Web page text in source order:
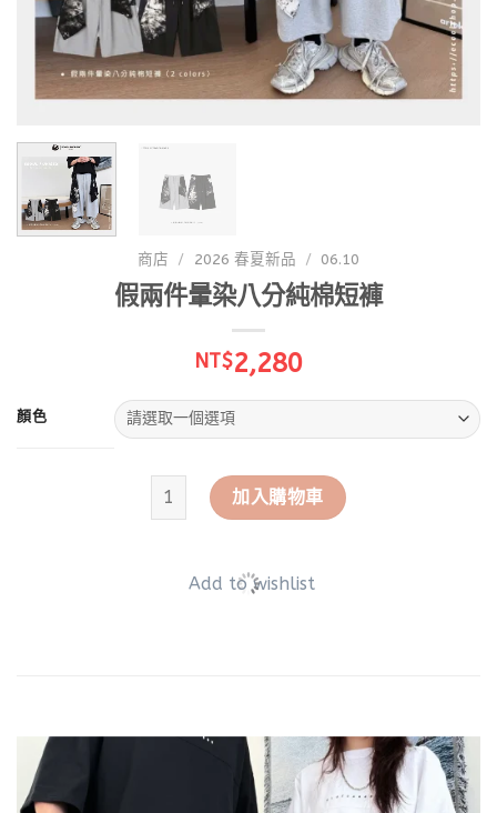
商店 / 2026 春夏新品 / 06.10
假兩件暈染八分純棉短褲
NT$2,280
顏色
假兩件暈染八分純棉短褲 數量
加入購物車
Add to wishlist